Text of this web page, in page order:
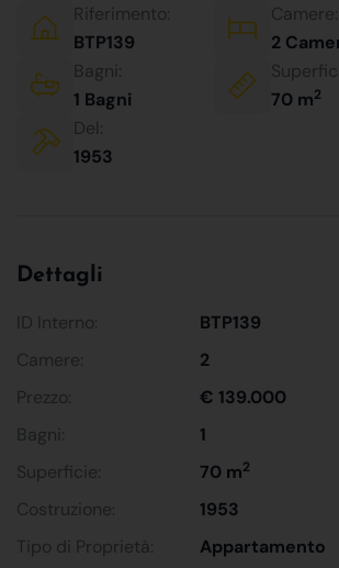
Riferimento:
BTP139
Camere:
2
Bagni:
1 Bagni
70 m2
Del:
1953
Dettagli
ID Interno:
BTP139
Camere:
2
Prezzo:
€ 139.000
Bagni:
1
Superficie:
70 m2
Costruzione:
1953
Tipo di Proprietà:
Appartamento